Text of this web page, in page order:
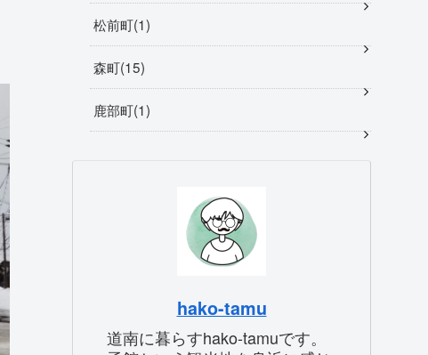
松前町 1
森町 15
鹿部町 1
hako-tamu
道南に暮らすhako-tamuです。